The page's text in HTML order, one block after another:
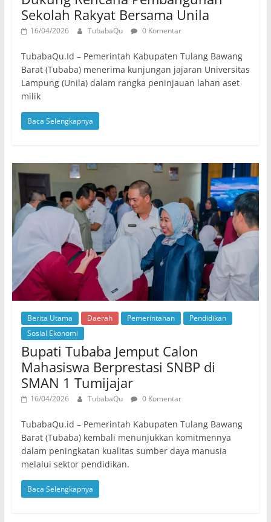
Sekolah Rakyat Bersama Unila
16/04/2026 TubabaQu 0 Komentar
TubabaQu.Id – Pemerintah Kabupaten Tulang Bawang
Barat (Tubaba) menerima kunjungan jajaran Universitas
Lampung (Unila) dalam rangka peninjauan lahan aset
milik
Baca Selengkapnya
Berita Utama Daerah Pemerintahan
Pendidikan
Sosial Ekonomi
Bupati Tubaba Jemput Calon
Mahasiswa Berprestasi SNBP di
SMAN 1 Tumijajar
16/04/2026 TubabaQu 0 Komentar
TubabaQu.id – Pemerintah Kabupaten Tulang Bawang
Barat (Tubaba) kembali menunjukkan komitmennya
dalam peningkatan kualitas sumber daya manusia
melalui sektor pendidikan.
Baca Selengkapnya